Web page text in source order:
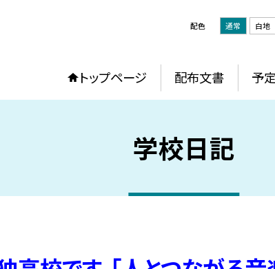
配色 通常 白地
トップページ 配布文書 予
学校日記